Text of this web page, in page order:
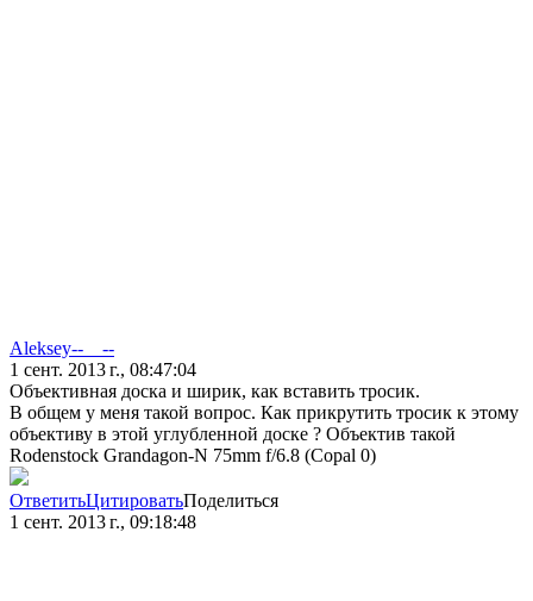
Aleksey--__--
1 сент. 2013 г., 08:47:04
Объективная доска и ширик, как вставить тросик.
В общем у меня такой вопрос. Как прикрутить тросик к этому
объективу в этой углубленной доске ? Объектив такой
Rodenstock Grandagon-N 75mm f/6.8 (Copal 0)
ОтветитьЦитироватьПоделиться
1 сент. 2013 г., 09:18:48